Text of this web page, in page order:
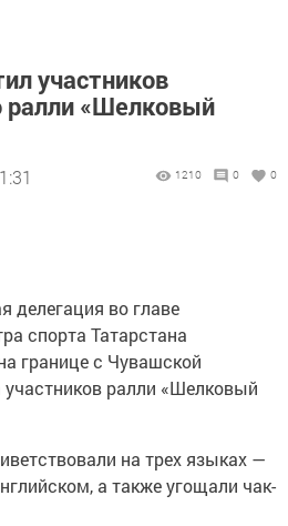
участников
«Шелковый
1210 0 0
делегация во главе
спорта Татарстана
границе с Чувашской
участников ралли «Шелковый
на трех языках —
а также угощали чак-